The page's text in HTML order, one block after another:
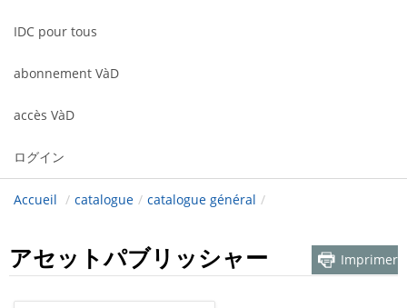
IDC pour tous
abonnement VàD
accès VàD
ログイン
Accueil / catalogue / catalogue général /
アセットパブリッシャー Imprimer